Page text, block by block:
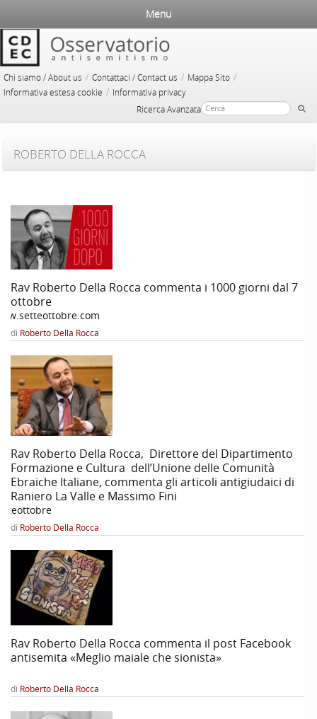
Chi siamo / About us / Contattaci / Contact us / Mappa Sito /
Informativa estesa cookie / Informativa privacy
Ricerca Avanzata
Menu
ROBERTO DELLA ROCCA
Rav Roberto Della Rocca commenta i 1000 giorni dal 7
ottobre
di Roberto Della Rocca
Rav Roberto Della Rocca, Direttore del Dipartimento
Formazione e Cultura dell’Unione delle Comunità
Ebraiche Italiane, commenta gli articoli antigiudaici di
Raniero La Valle e Massimo Fini
di Roberto Della Rocca
Rav Roberto Della Rocca commenta il post Facebook
antisemita «Meglio maiale che sionista»
di Roberto Della Rocca